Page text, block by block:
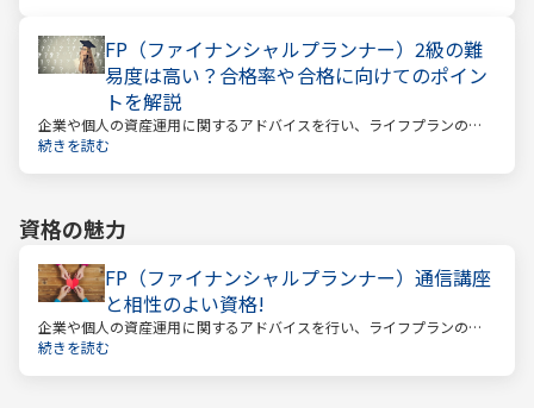
FP（ファイナンシャルプランナー）2級の難
易度は高い？合格率や合格に向けてのポイン
トを解説
企業や個人の資産運用に関するアドバイスを行い、ライフプランの設
計を提案するファイナンシャルプランナー。
続きを読む
資格の魅力
FP（ファイナンシャルプランナー）通信講座
と相性のよい資格!
企業や個人の資産運用に関するアドバイスを行い、ライフプランの設
計を提案するファイナンシャルプランナー
続きを読む